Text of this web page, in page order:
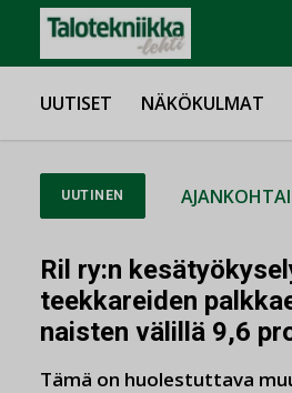
UUTISET NÄKÖKULMAT
UUTINEN
Ril ry:n
teekkareiden
naisten välillä 9,6
Tämä on huolestuttava